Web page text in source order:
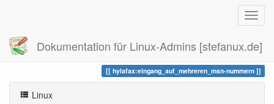
Dokumentation für Linux-Admins [stefanux.de]
Zuletzt angesehen eingang_auf_mehreren_msn-nummern
hylafax:eingang_auf_mehreren_msn-nummern
Linux